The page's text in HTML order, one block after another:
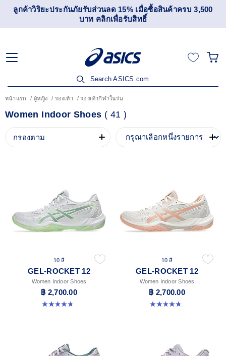
ลูกค้าวิริยะประกันภัยรับส่วนลด 15% เมื่อซื้อสินค้าครบ 3,500
บาท คลิกเพื่อรับสิทธิ์
Search ASICS.com
หน้าแรก ผู้หญิง รองเท้า รองเท้ากีฬาในร่ม
Women Indoor Shoes ( 41 )
กรองตาม
10 สี
GEL-ROCKET 12
Women Indoor Shoes
฿ 2,700.00
4.8 จาก 5 ดาว 151 รีวิว
10 สี
GEL-ROCKET 12
Women Indoor Shoes
฿ 2,700.00
4.8 จาก 5 ดาว 151 รีวิว